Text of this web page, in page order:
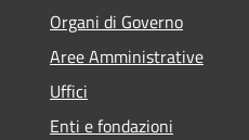
Organi di Governo
Aree Amministrative
Uffici
Enti e fondazioni